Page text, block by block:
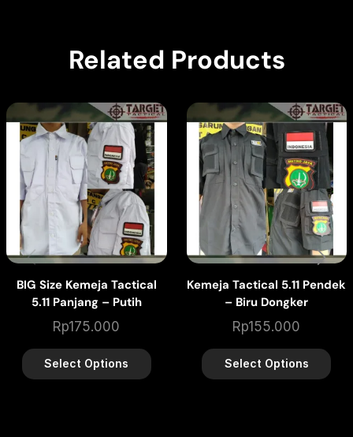
Related Products
BIG Size Kemeja Tactical
5.11 Panjang – Putih
Rp175.000
Select Options
Kemeja Tactical 5.11 Pendek
– Biru Dongker
Rp155.000
Select Options